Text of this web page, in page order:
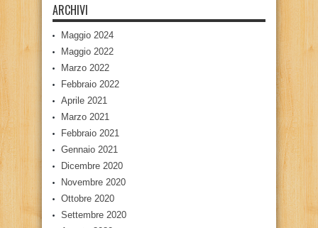
ARCHIVI
Maggio 2024
Maggio 2022
Marzo 2022
Febbraio 2022
Aprile 2021
Marzo 2021
Febbraio 2021
Gennaio 2021
Dicembre 2020
Novembre 2020
Ottobre 2020
Settembre 2020